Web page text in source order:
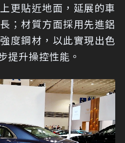
更貼近地面，延展的車
；材質方面採用先進鋁
度鋼材，以此實現出色
提升操控性能。